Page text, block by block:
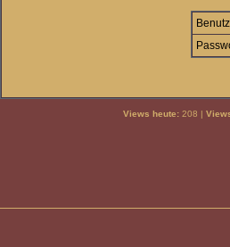
Views heute:208 |